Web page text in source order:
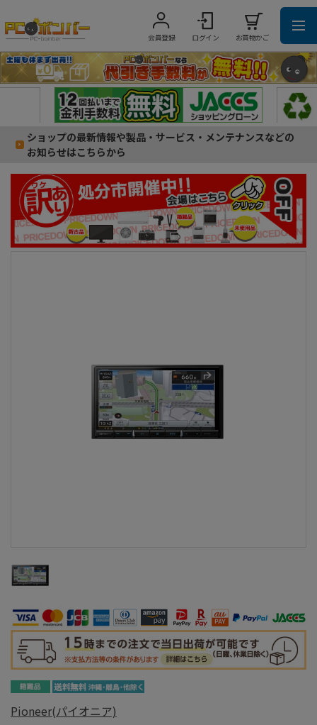
会員登録 ログイン お買物かご
ショップの最新情報や製品・サービス・メンテナンスなどの
お知らせはこちらから
Pioneer(パイオニア)